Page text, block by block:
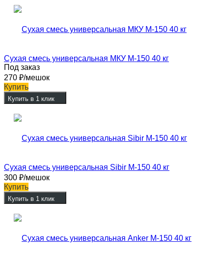
Сухая смесь универсальная МКУ М-150 40 кг
Под заказ
270 ₽/мешок
Купить
Купить в 1 клик
Сухая смесь универсальная Sibir М-150 40 кг
300 ₽/мешок
Купить
Купить в 1 клик